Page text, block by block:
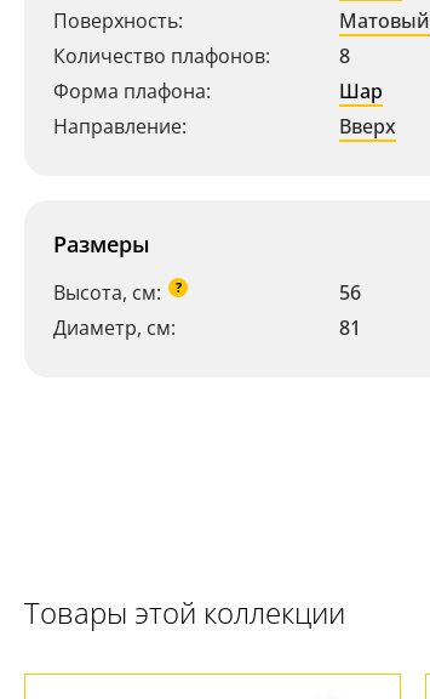
Поверхность:
Матовый
Количество плафонов:
8
Форма плафона:
Шар
Направление:
Вверх
Размеры
Высота, см: ?
56
Диаметр, см:
81
Товары этой коллекции